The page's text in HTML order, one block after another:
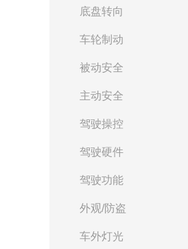
底盘转向
车轮制动
被动安全
主动安全
驾驶操控
驾驶硬件
驾驶功能
外观/防盗
车外灯光